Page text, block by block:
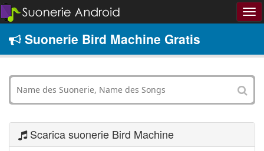
Suonerie Bird Machine Gratis
Scarica suonerie Bird Machine